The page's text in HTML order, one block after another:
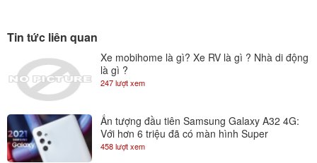
Tin tức liên quan
Xe mobihome là gì? Xe RV là gì ? Nhà di động
là gì ?
247 lượt xem
Ấn tượng đầu tiên Samsung Galaxy A32 4G:
Với hơn 6 triệu đã có màn hình Super
AMOLED 90Hz
458 lượt xem